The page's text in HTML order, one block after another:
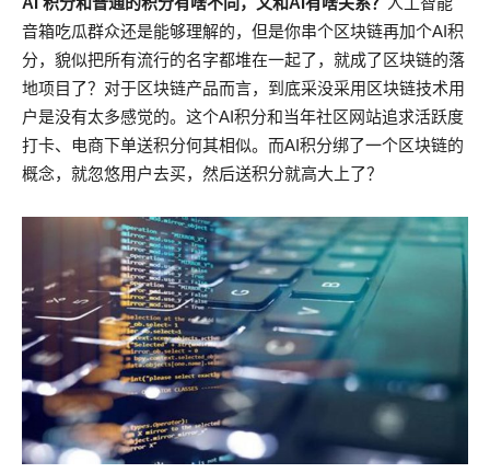
音箱吃瓜群众还是能够理解的，但是你串个区块链再加个AI积
分，貌似把所有流行的名字都堆在一起了，就成了区块链的落
地项目了？对于区块链产品而言，到底采没采用区块链技术用
户是没有太多感觉的。这个AI积分和当年社区网站追求活跃度
打卡、电商下单送积分何其相似。而AI积分绑了一个区块链的
概念，就忽悠用户去买，然后送积分就高大上了？